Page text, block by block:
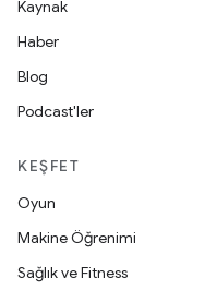
Kaynak
Haber
Blog
Podcast'ler
KEŞFET
Oyun
Makine Öğrenimi
Sağlık ve Fitness